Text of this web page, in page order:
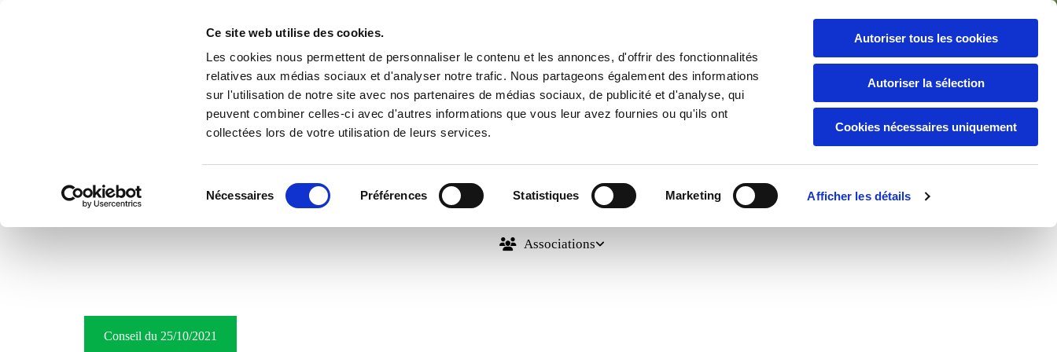
Ce site web utilise des cookies.
Les cookies nous permettent de personnaliser le contenu et les annonces, d'offrir des fonctionnalités
relatives aux médias sociaux et d'analyser notre trafic. Nous partageons également des informations
sur l'utilisation de notre site avec nos partenaires de médias sociaux, de publicité et d'analyse, qui
peuvent combiner celles-ci avec d'autres informations que vous leur avez fournies ou qu'ils ont
collectées lors de votre utilisation de leurs services.
du
Nécessaires Préférences Statistiques Marketing Afficher les détails
Autoriser tous les cookies
Autoriser la sélection
Cookies nécessaires uniquement
Commune de Préty Formulaire de contact
Le village
Associations
Conseil du 25/10/2021